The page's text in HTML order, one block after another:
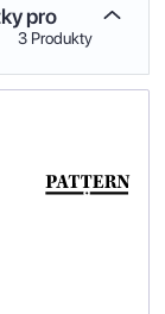
pro
3 Produkty